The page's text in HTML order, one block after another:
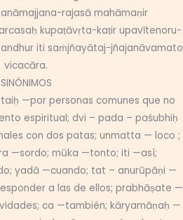
rajasā mahāmaṇir
kupaṭāvṛta-kaṭir upavītenoru-
iti saṁjñayātaj-jñajanāvamato
vicacāra.
SINÓNIMOS
—por personas comunes que no
espiritual; dvi – pada – paśubhiḥ
con dos patas; unmatta — loco ;
—sordo; mūka —tonto; iti —así;
yadā —cuando; tat – anurūpāṇi —
a las de ellos; prabhāṣate —
ca —también; kāryamāṇaḥ —